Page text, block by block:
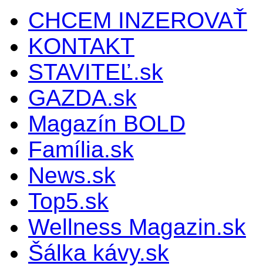
CHCEM INZEROVAŤ
KONTAKT
STAVITEĽ.sk
GAZDA.sk
Magazín BOLD
Família.sk
News.sk
Top5.sk
Wellness Magazin.sk
Šálka kávy.sk